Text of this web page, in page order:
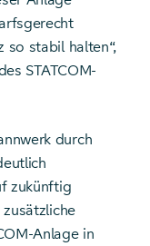
so stabil halten“,
STATCOM-
durch
zukünftig
Anlage in